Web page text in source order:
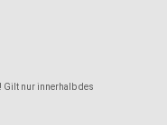
Gilt nur innerhalb des